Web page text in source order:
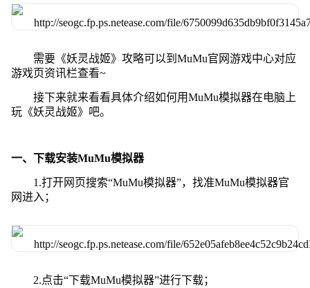
需要《妖灵战姬》攻略可以到MuMu官网游戏中心对应
游戏页资讯栏查看~
接下来就来看看具体介绍如何用MuMu模拟器在电脑上
玩《妖灵战姬》吧。
一、下载安装MuMu模拟器
1.打开网页搜索“MuMu模拟器”，找准MuMu模拟器官
网进入；
2.点击“下载MuMu模拟器”进行下载；